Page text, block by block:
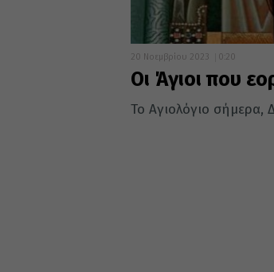
20 Νοεμβρίου 2023 0:20
Οι Άγιοι που
Το Αγιολόγιο σήμερα,